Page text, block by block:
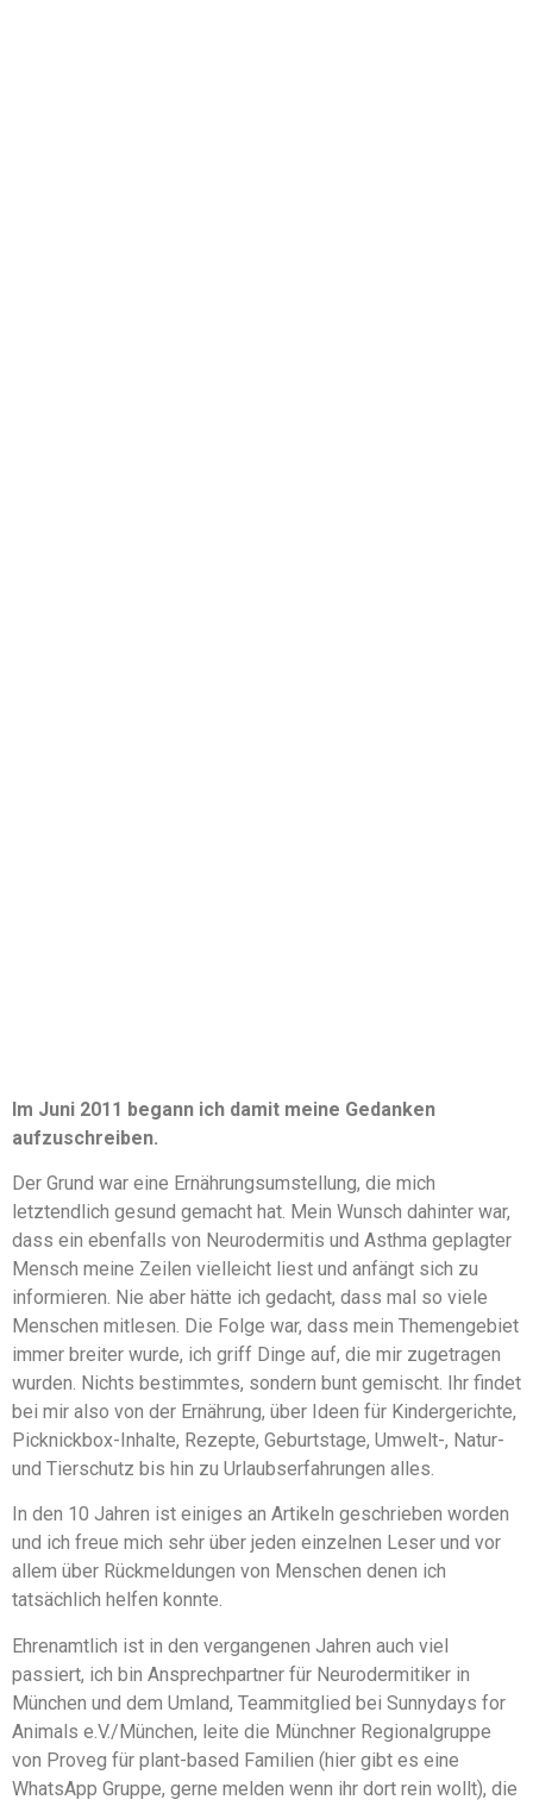
Im Juni 2011 begann ich damit meine Gedanken
aufzuschreiben.
Der Grund war eine Ernährungsumstellung, die mich
letztendlich gesund gemacht hat. Mein Wunsch dahinter war,
dass ein ebenfalls von Neurodermitis und Asthma geplagter
Mensch meine Zeilen vielleicht liest und anfängt sich zu
informieren. Nie aber hätte ich gedacht, dass mal so viele
Menschen mitlesen. Die Folge war, dass mein Themengebiet
immer breiter wurde, ich griff Dinge auf, die mir zugetragen
wurden. Nichts bestimmtes, sondern bunt gemischt. Ihr findet
bei mir also von der Ernährung, über Ideen für Kindergerichte,
Picknickbox-Inhalte, Rezepte, Geburtstage, Umwelt-, Natur-
und Tierschutz bis hin zu Urlaubserfahrungen alles.
In den 10 Jahren ist einiges an Artikeln geschrieben worden
und ich freue mich sehr über jeden einzelnen Leser und vor
allem über Rückmeldungen von Menschen denen ich
tatsächlich helfen konnte.
Ehrenamtlich ist in den vergangenen Jahren auch viel
passiert, ich bin Ansprechpartner für Neurodermitiker in
München und dem Umland, Teammitglied bei Sunnydays for
Animals e.V./München, leite die Münchner Regionalgruppe
von Proveg für plant-based Familien (hier gibt es eine
WhatsApp Gruppe, gerne melden wenn ihr dort rein wollt), die